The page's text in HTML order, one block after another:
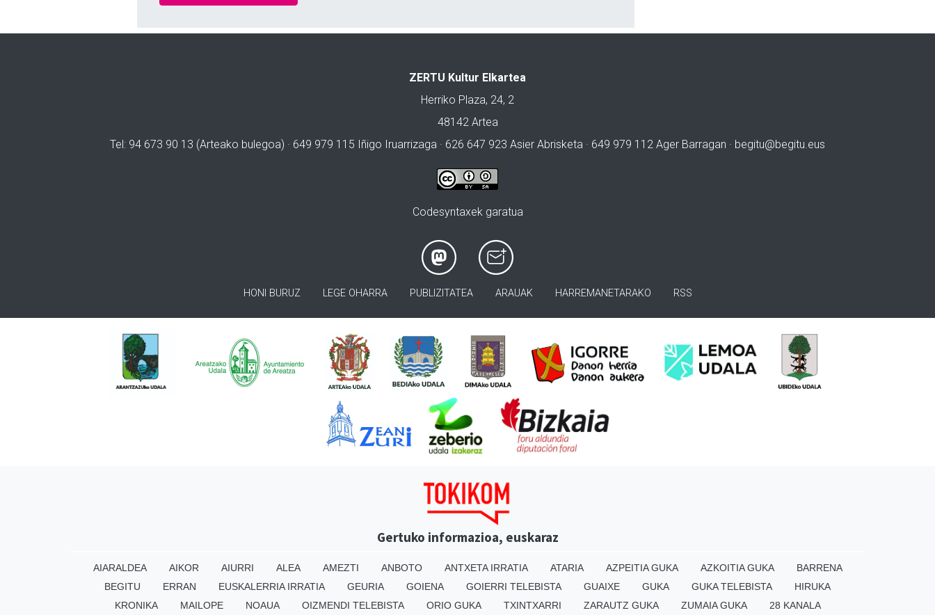
ZERTU Kultur Elkartea
Herriko Plaza, 24, 2
48142 Artea
Tel: 94 673 90 13 (Arteako bulegoa) · 649 979 115 Iñigo Iruarrizaga · 626 647 923 Asier Abrisketa · 649 979 112 Ager Barragan · begitu@begitu.eus
Codesyntaxek garatua
HONI BURUZ LEGE OHARRA PUBLIZITATEA ARAUAK HARREMANETARAKO RSS
Gertuko informazioa, euskaraz
AIARALDEA AIKOR AIURRI ALEA AMEZTI ANBOTO ANTXETA IRRATIA ATARIA AZPEITIA GUKA AZKOITIA GUKA
BARRENA
BEGITU
ERRAN EUSKALERRIA IRRATIA GEURIA GOIENA GOIERRI TELEBISTA GUAIXE GUKA GUKA TELEBISTA
HIRUKA
KRONIKA
MAILOPE NOAUA OIZMENDI TELEBISTA ORIO GUKA TXINTXARRI ZARAUTZ GUKA ZUMAIA GUKA 28 KANALA